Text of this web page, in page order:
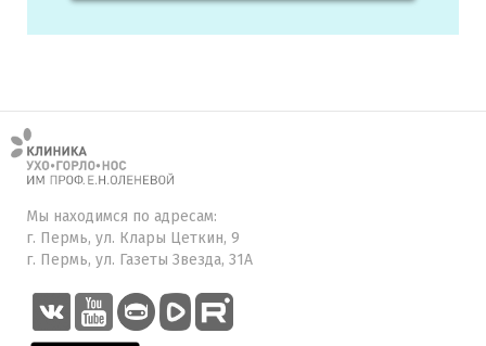
Мы находимся по адресам:
г. Пермь, ул. Клары Цеткин, 9
г. Пермь, ул. Газеты Звезда, 31А